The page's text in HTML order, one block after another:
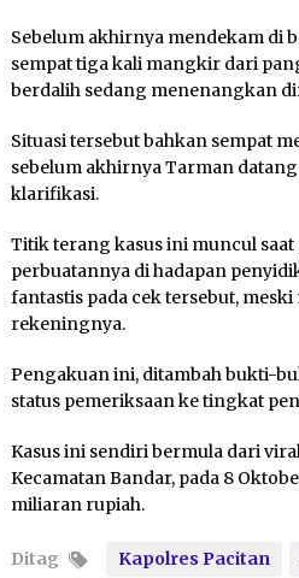
Sebelum akhirnya mendekam di
sempat tiga kali mangkir dari
berdalih sedang menenangkan
Situasi tersebut bahkan sempat
sebelum akhirnya Tarman
klarifikasi.
Titik terang kasus ini muncul
perbuatannya di hadapan
fantastis pada cek tersebut,
rekeningnya.
Pengakuan ini, ditambah bukti-
status pemeriksaan ke tingkat
Kasus ini sendiri bermula dari
Kecamatan Bandar, pada 8
miliaran rupiah.
Ditag Kapolres Pacitan